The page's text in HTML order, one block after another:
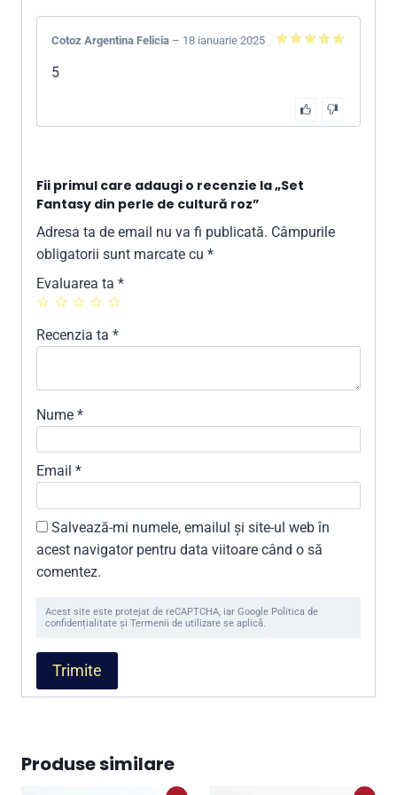
Cotoz Argentina Felicia – 18 ianuarie 2025
5
Fii primul care adaugi o recenzie la „Set
Fantasy din perle de cultură roz”
Adresa ta de email nu va fi publicată. Câmpurile
obligatorii sunt marcate cu *
Evaluarea ta *
Recenzia ta *
Nume *
Email *
Salvează-mi numele, emailul și site-ul web în
acest navigator pentru data viitoare când o să
comentez.
Acest site este protejat de reCAPTCHA, iar Google Politica de
confidențialitate și Termenii de utilizare se aplică.
Produse similare